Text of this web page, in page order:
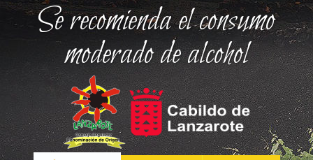
Se recomienda el consumo
moderado de alcohol